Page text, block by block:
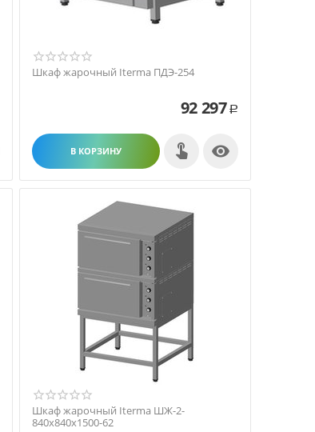
Шкаф жарочный Iterma ПДЭ-254
92 297 Р
В КОРЗИНУ 
Шкаф жарочный Iterma ШЖ-2-
840х840х1500-62